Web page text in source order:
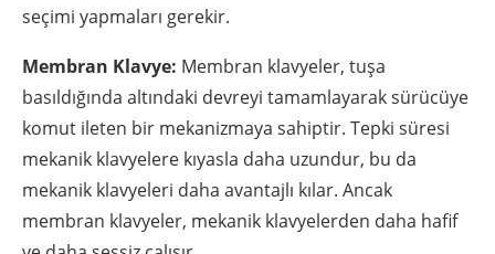
seçimi yapmaları gerekir.
Membran Klavye: Membran klavyeler, tuşa
basıldığında altındaki devreyi tamamlayarak sürücüye
komut ileten bir mekanizmaya sahiptir. Tepki süresi
mekanik klavyelere kıyasla daha uzundur, bu da
mekanik klavyeleri daha avantajlı kılar. Ancak
membran klavyeler, mekanik klavyelerden daha hafif